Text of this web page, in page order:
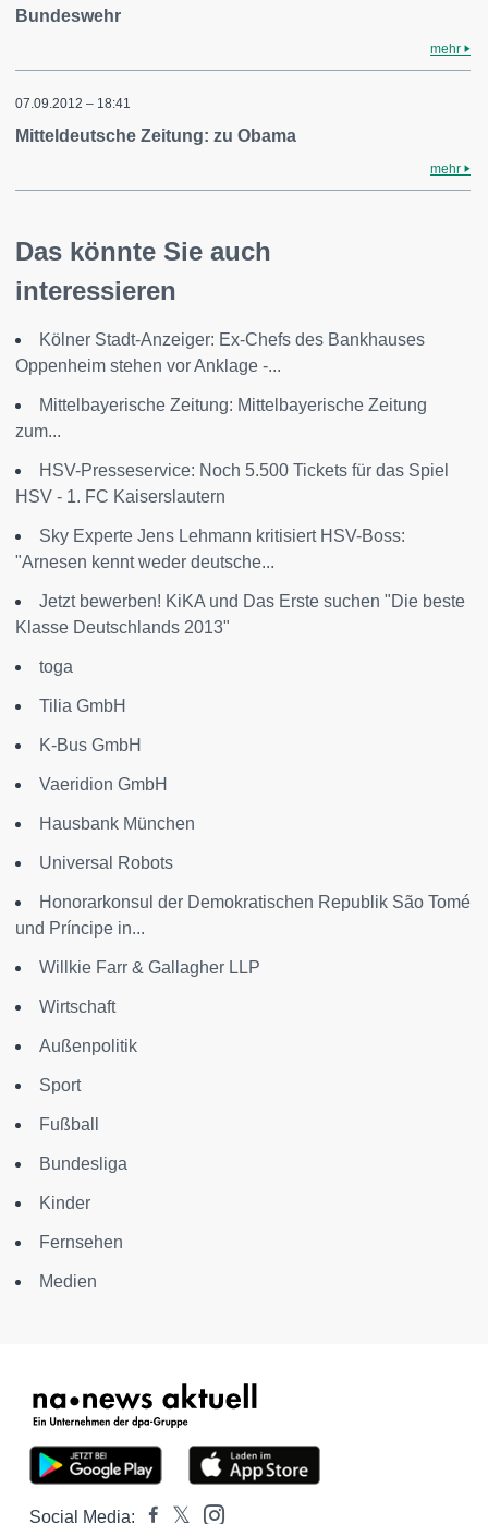
Bundeswehr
mehr
07.09.2012 – 18:41
Mitteldeutsche Zeitung: zu Obama
mehr
Das könnte Sie auch
interessieren
Kölner Stadt-Anzeiger: Ex-Chefs des Bankhauses
Oppenheim stehen vor Anklage -...
Mittelbayerische Zeitung: Mittelbayerische Zeitung
zum...
HSV-Presseservice: Noch 5.500 Tickets für das Spiel
HSV - 1. FC Kaiserslautern
Sky Experte Jens Lehmann kritisiert HSV-Boss:
"Arnesen kennt weder deutsche...
Jetzt bewerben! KiKA und Das Erste suchen "Die beste
Klasse Deutschlands 2013"
toga
Tilia GmbH
K-Bus GmbH
Vaeridion GmbH
Hausbank München
Universal Robots
Honorarkonsul der Demokratischen Republik São Tomé
und Príncipe in...
Willkie Farr & Gallagher LLP
Wirtschaft
Außenpolitik
Sport
Fußball
Bundesliga
Kinder
Fernsehen
Medien
Social Media: